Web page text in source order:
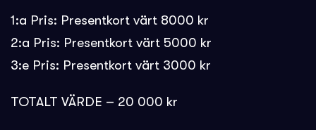
1:a Pris: Presentkort värt 8000 kr
2:a Pris: Presentkort värt 5000 kr
3:e Pris: Presentkort värt 3000 kr
TOTALT VÄRDE – 20 000 kr